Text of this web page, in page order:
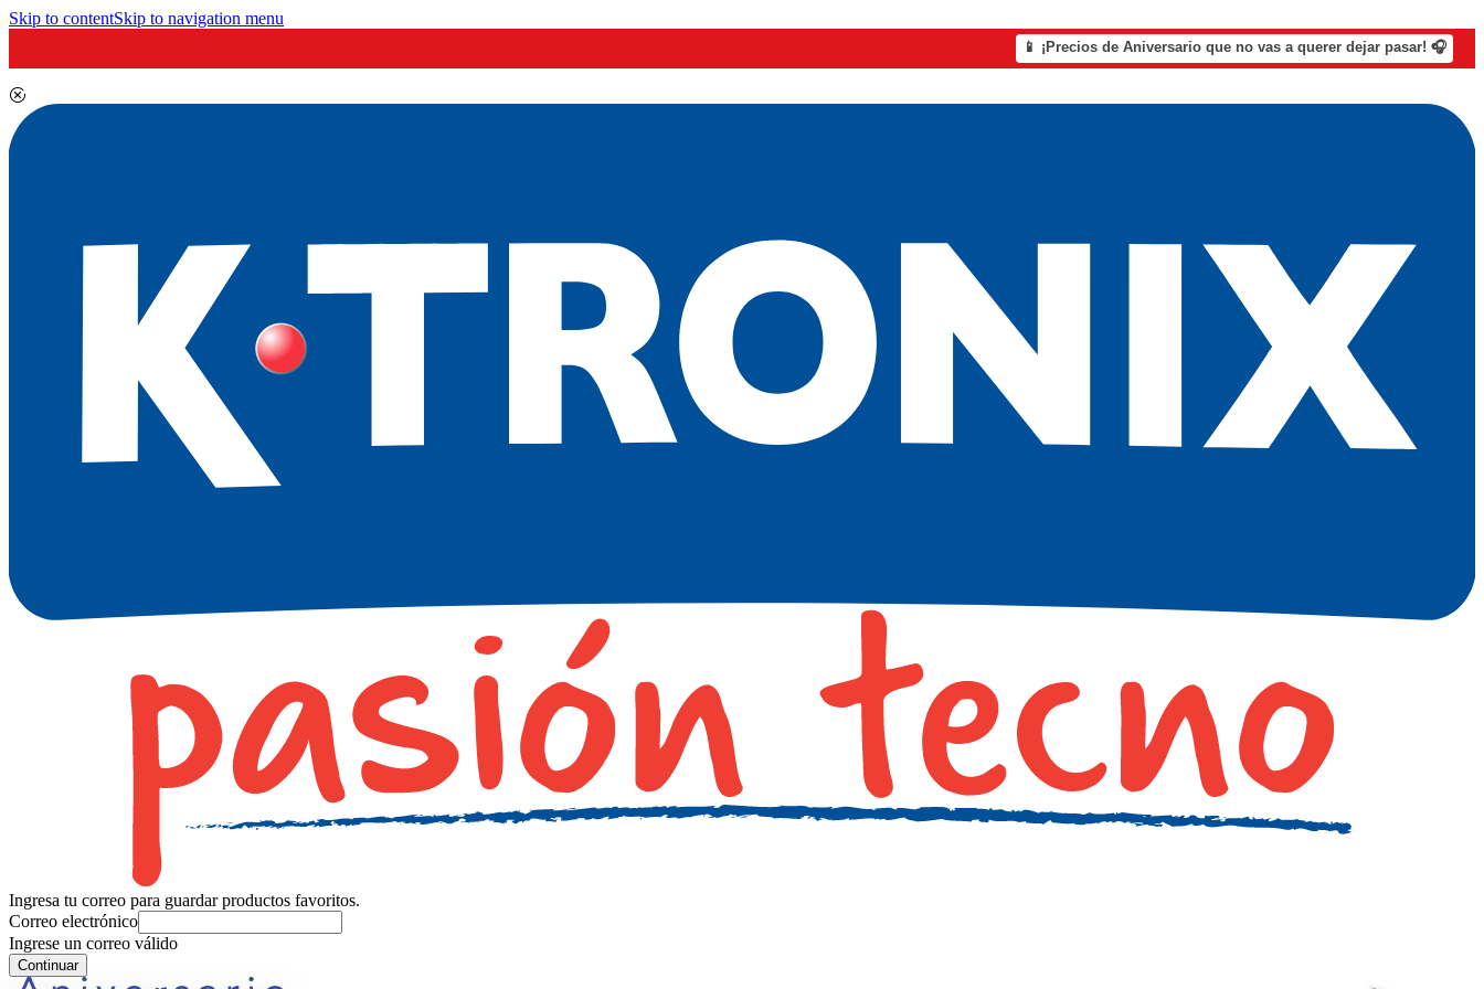
Skip to contentSkip to navigation menu
📱 ¡Precios de Aniversario que no vas a querer dejar pasar! 🎧
Ingresa tu correo para guardar productos favoritos.
Correo electrónico
Ingrese un correo válido
Continuar